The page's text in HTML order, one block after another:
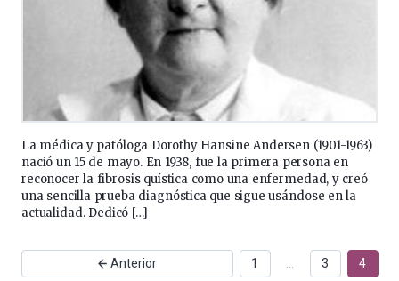
La médica y patóloga Dorothy Hansine Andersen (1901-1963)
nació un 15 de mayo. En 1938, fue la primera persona en
reconocer la fibrosis quística como una enfermedad, y creó
una sencilla prueba diagnóstica que sigue usándose en la
actualidad. Dedicó […]
Anterior 1 3 4